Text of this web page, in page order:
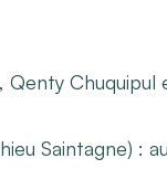
Chuquipul
Saintagne) :